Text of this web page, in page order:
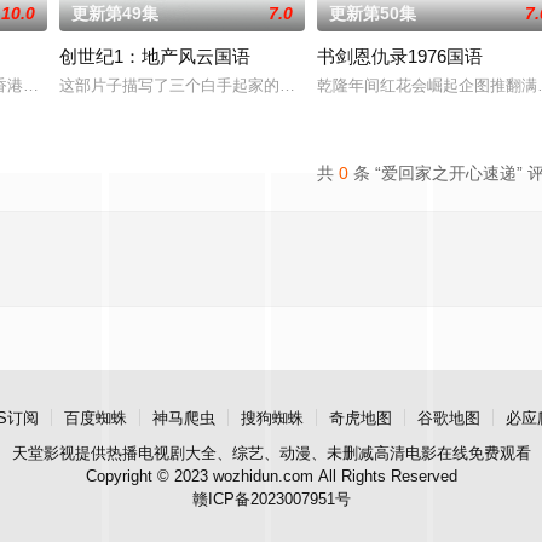
、吴业坤担正主演，故事以一间专卖各式各样旧
10.0
风味的场景，以喜剧形式展现左邻右里间的嬉笑怒骂，从而体现出香港社
更新第49集 7.0
创世纪1：地产风云国语
这部片子描写了三个白手起家的好兄弟的创业故事和其中的恩怨情
更新第50集
书剑恩仇录1976国语
乾隆年间红花会崛起企图推翻
共 0 条 “爱回家之开心速递”
订阅 百度蜘蛛 神马爬虫 搜狗蜘蛛 奇虎地图 谷歌地图
必应
天堂影视提供热播电视剧大全、综艺、动漫、未删减高清电影在线免费观看
Copyright © 2023 wozhidun.com All Rights Reserved
赣ICP备2023007951号